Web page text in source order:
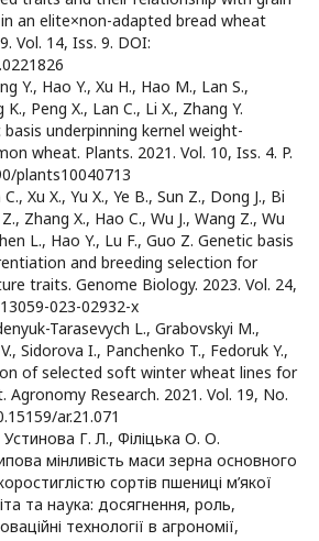
an elite×non-adapted bread wheat
Vol. 14, Iss. 9. DOI:
Y., Hao Y., Xu H., Hao M., Lan S.,
Peng X., Lan C., Li X., Zhang Y.
underpinning kernel weight-
wheat. Plants. 2021. Vol. 10, Iss. 4. P.
plants10040713
Xu X., Yu X., Ye B., Sun Z., Dong J., Bi
Zhang X., Hao C., Wu J., Wang Z., Wu
L., Hao Y., Lu F., Guo Z. Genetic basis
and breeding selection for
traits. Genome Biology. 2023. Vol. 24,
023-02932-x
Tarasevych L., Grabovskyi M.,
Sidorova I., Panchenko T., Fedoruk Y.,
of selected soft winter wheat lines for
Agronomy Research. 2021. Vol. 19, No.
ar.21.071
Г. Л., Філіцька О. О.
мінливість маси зерна основного
сортів пшениці м’якої
та наука: досягнення, роль,
технології в агрономії,